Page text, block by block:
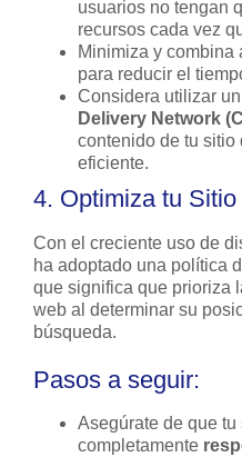
usuarios no tengan
recursos cada vez
Minimiza y combina
para reducir el
Considera utilizar
Delivery Network
contenido de tu sitio
eficiente.
4. Optimiza tu
Con el creciente uso de
ha adoptado una política
que significa que prioriza
web al determinar su
búsqueda.
Pasos a seguir:
Asegúrate de que tu
completamente